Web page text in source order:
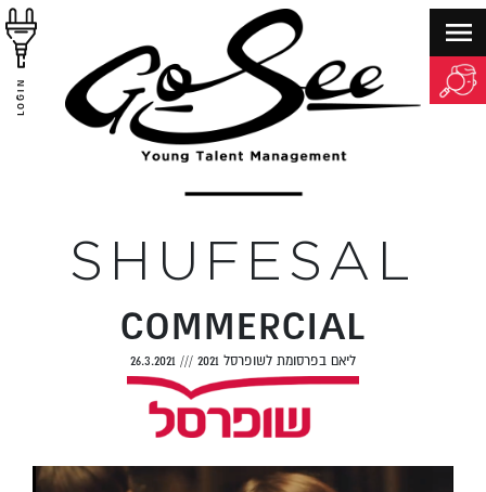
LOGIN
SHUFESAL
COMMERCIAL
ליאם בפרסומת לשופרסל 2021 ///
26.3.2021